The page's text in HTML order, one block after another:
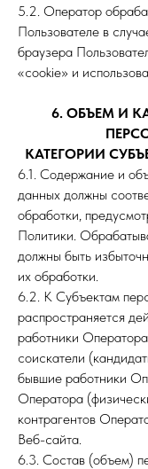
5.2. Оператор
Пользователе в
браузера
«cookie» и
6. ОБЪЕМ И
КАТЕГОРИИ
6.1. Содержание и
данных должны
обработки,
Политики.
должны быть
их обработки.
6.2. К Субъектам
распространяется
работники
соискатели
бывшие работники
Оператора
контрагентов
Веб-сайта.
6.3. Состав (объем)